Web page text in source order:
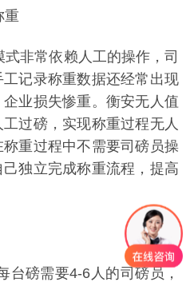
常依赖人工的操作，司
记录称重数据还经常出现
业损失惨重。衡安无人值
过磅，实现称重过程无人
重过程中不需要司磅员操
独立完成称重流程，提高
磅需要4-6人的司磅员，